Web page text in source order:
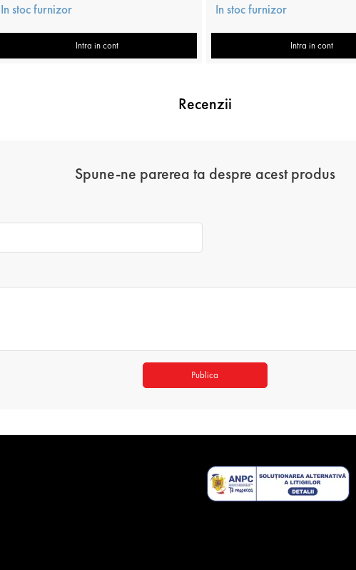
In stoc furnizor
Intra in cont
In stoc furnizor
Intra in cont
Recenzii
Spune-ne parerea ta despre acest produs
Publica